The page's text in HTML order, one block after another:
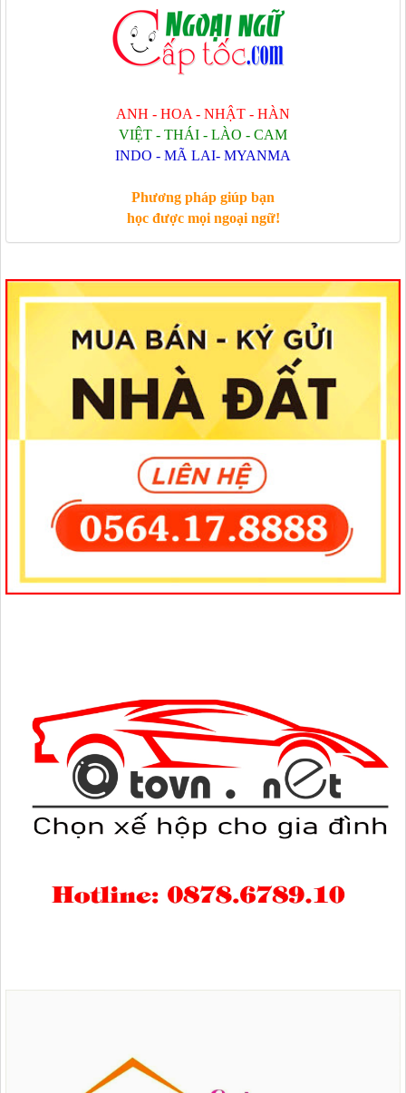
ANH - HOA - NHẬT - HÀN
VIỆT - THÁI - LÀO - CAM
INDO - MÃ LAI- MYANMA
Phương pháp giúp bạn
học được mọi ngoại ngữ!